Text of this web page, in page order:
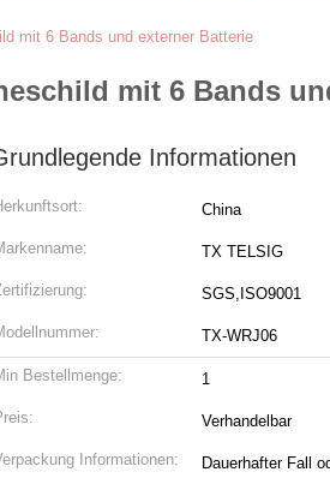
mit 6 Bands und externer Batterie
mit 6 Bands
Informationen
China
TX TELSIG
SGS,ISO9001
TX-WRJ06
Bestellmenge: 1
Verhandelbar
Informationen: Dauerhafter Fall